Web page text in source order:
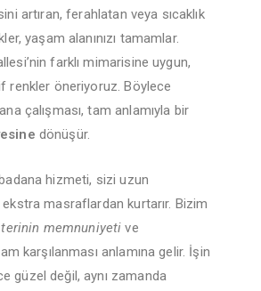
artıran, ferahlatan veya sıcaklık
yaşam alanınızı tamamlar.
farklı mimarisine uygun,
renkler öneriyoruz. Böylece
çalışması, tam anlamıyla bir
dönüşür.
hizmeti, sizi uzun
masraflardan kurtarır. Bizim
memnuniyeti ve
karşılanması anlamına gelir. İşin
güzel değil, aynı zamanda